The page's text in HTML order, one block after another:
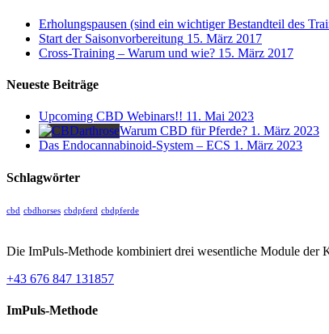
Erholungspausen (sind ein wichtiger Bestandteil des
Start der Saisonvorbereitung 15. März 2017
Cross-Training – Warum und wie? 15. März 2017
Neueste Beiträge
Upcoming CBD Webinars!! 11. Mai 2023
Warum CBD für Pferde? 1. März 2023
Das Endocannabinoid-System – ECS 1. März 2023
Schlagwörter
cbd cbdhorses cbdpferd cbdpferde
Die ImPuls-Methode kombiniert drei wesentliche Module der
+43 676 847 131857
ImPuls-Methode